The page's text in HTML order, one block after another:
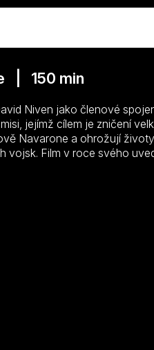
| 150 min
Niven jako členové
jejímž cílem je zničení
Navarone a ohrožují
Film v roce svého
na cenu Akademie a